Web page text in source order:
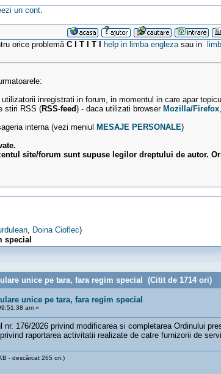
un cont.
orice problemăC I T I T I help in limba englezasau in
inregistrati in forum, in momentul in care apar
stiri RSS (RSS-feed) - daca utilizati browser Mozilla/Firefox
interna (vezi meniul MESAJE PERSONALE)
site/forum sunt supuse legilor dreptului de autor.
, Doina Cioflec)
special
unice pe tara, fara regim special (Citit de 1714 ori)
unice pe tara, fara regim special
am »
nr. 176/2026 privind modificarea si completarea Ordinului
raportarea activitatii realizate de catre furnizorii de
- descărcat 265 ori.)